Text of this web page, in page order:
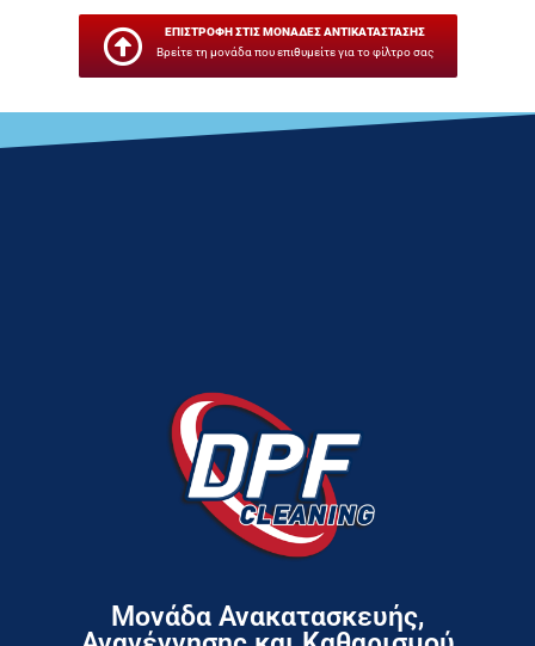
ΕΠΙΣΤΡΟΦΗ ΣΤΙΣ ΜΟΝΑΔΕΣ ΑΝΤΙΚΑΤΑΣΤΑΣΗΣ
Βρείτε τη μονάδα που επιθυμείτε για το φίλτρο σας
Μονάδα Ανακατασκευής,